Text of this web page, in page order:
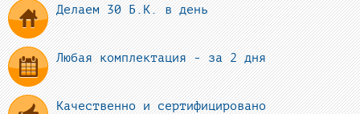
Делаем 30 Б.К. в день
Любая комплектация - за 2 дня
Качественно и сертифицировано